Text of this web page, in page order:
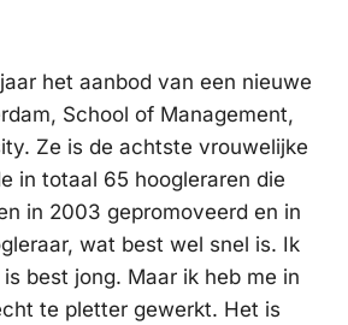
het aanbod van een nieuwe
School of Management,
Ze is de achtste vrouwelijke
in totaal 65 hoogleraren die
in 2003 gepromoveerd en in
wat best wel snel is. Ik
best jong. Maar ik heb me in
te pletter gewerkt. Het is